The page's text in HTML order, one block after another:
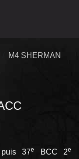
M4 SHERMAN
37e BCC 2e